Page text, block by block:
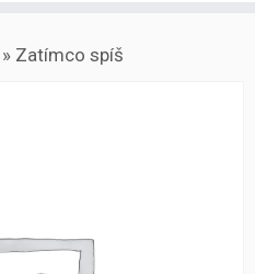
» Zatímco spíš